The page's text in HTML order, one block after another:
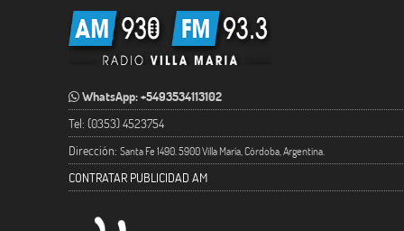
WhatsApp: +5493534113102
Tel: (0353) 4523754
Dirección: Santa Fe 1490. 5900 Villa María, Córdoba, Argentina.
CONTRATAR PUBLICIDAD AM